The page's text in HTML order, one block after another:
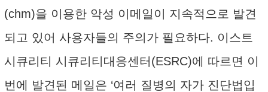
(chm)을 이용한 악성 이메일이 지속적으로 발견
되고 있어 사용자들의 주의가 필요하다. 이스트
시큐리티 시큐리티대응센터(ESRC)에 따르면 이
번에 발견된 메일은 ‘여러 질병의 자가 진단법입